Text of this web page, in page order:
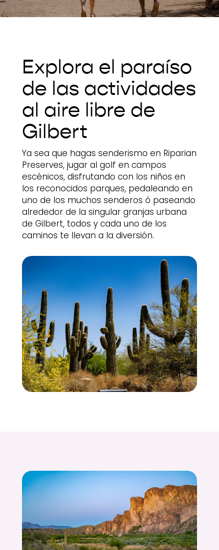
Explora el paraíso
de las actividades
al aire libre de
Gilbert
Ya sea que hagas senderismo en Riparian
Preserves, jugar al golf en campos
escénicos, disfrutando con los niños en
los reconocidos parques, pedaleando en
uno de los muchos senderos ó paseando
alrededor de la singular granjas urbana
de Gilbert, todos y cada uno de los
caminos te llevan a la diversión.